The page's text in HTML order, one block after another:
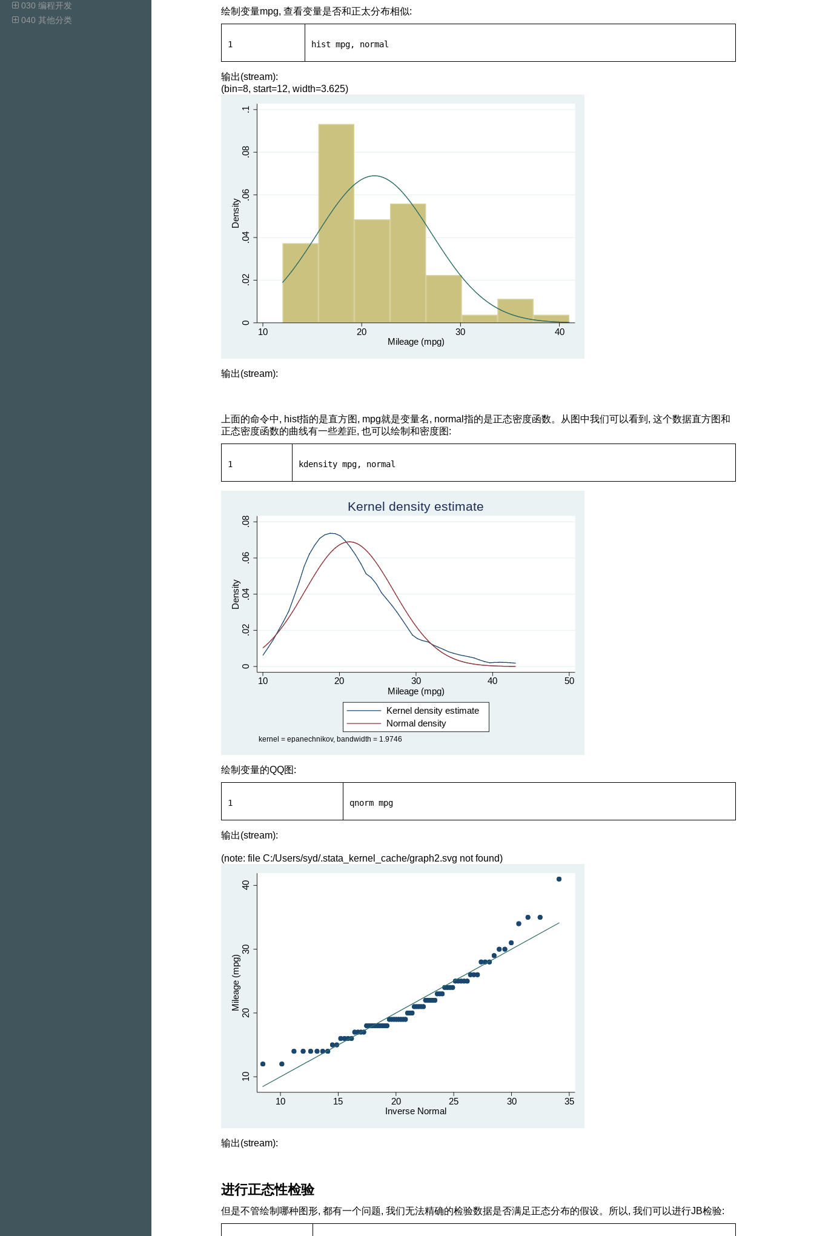
030 编程开发
040 其他分类
绘制变量mpg, 查看变量是否和正太分布相似:
1 hist mpg, normal
输出(stream):
(bin=8, start=12, width=3.625)
输出(stream):
上面的命令中, hist指的是直方图, mpg就是变量名, normal指的是正态密度函数。从图中我们可以看到, 这个数据直方图和
正态密度函数的曲线有一些差距, 也可以绘制和密度图:
1 kdensity mpg, normal
绘制变量的QQ图:
1 qnorm mpg
输出(stream):
(note: file C:/Users/syd/.stata_kernel_cache/graph2.svg not found)
输出(stream):
进行正态性检验
但是不管绘制哪种图形, 都有一个问题, 我们无法精确的检验数据是否满足正态分布的假设。所以, 我们可以进行JB检验: